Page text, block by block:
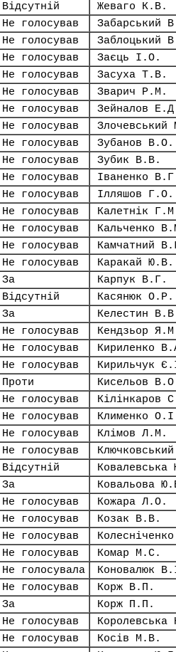
Відсутній Жеваго К.В.
Не голосував Забарський
Не голосував Заблоцький
Не голосував Заєць І.О.
Не голосував Засуха Т.В.
Не голосував Зварич Р.М.
Не голосував Зейналов
Не голосував Злочевський
Не голосував Зубанов В.О.
Не голосував Зубик В.В.
Не голосував Іваненко
Не голосував Ілляшов Г.О.
Не голосував Калетнік
Не голосував Кальченко
Не голосував Камчатний
Не голосував Каракай Ю.В.
За Карпук В.Г.
Відсутній Касянюк О.Р.
За Келестин
Не голосував Кендзьор
Не голосував Кириленко
Не голосував Кирильчук
Проти Кисельов
Не голосував Кілінкаров
Не голосував Клименко
Не голосував Клімов Л.М.
Не голосував
Відсутній Ковалевська
За Ковальова
Не голосував Кожара Л.О.
Не голосував Козак В.В.
Не голосував
Не голосував Комар М.С.
Не голосувала Коновалюк
Не голосував Корж В.П.
За Корж П.П.
Не голосував Королевська
Не голосував Косів М.В.